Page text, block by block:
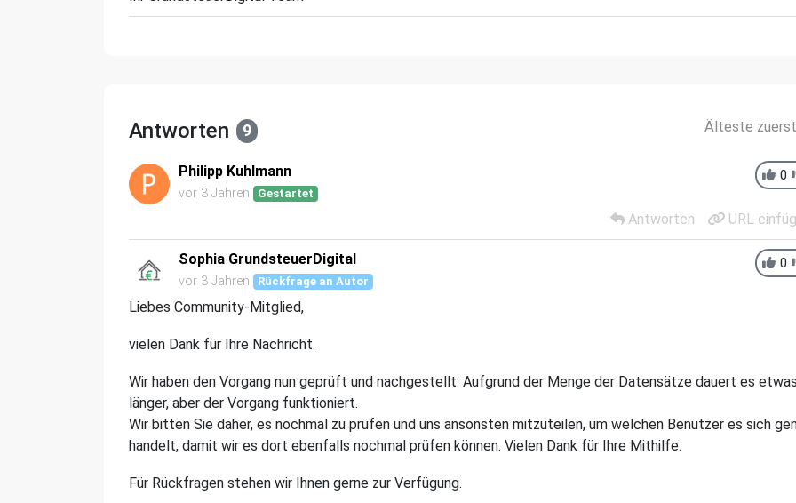
Antworten 9 Älteste
0
Philipp Kuhlmann
vor 3 Jahren Gestartet
Antworten URL
0
Sophia GrundsteuerDigital
vor 3 Jahren Rückfrage an Autor
Liebes Community-Mitglied,
vielen Dank für Ihre Nachricht.
Wir haben den Vorgang nun geprüft und nachgestellt. Aufgrund der Menge der Datensätze dauert es
länger, aber der Vorgang funktioniert.
Wir bitten Sie daher, es nochmal zu prüfen und uns ansonsten mitzuteilen, um welchen Benutzer es sich
handelt, damit wir es dort ebenfalls nochmal prüfen können. Vielen Dank für Ihre Mithilfe.
Für Rückfragen stehen wir Ihnen gerne zur Verfügung.